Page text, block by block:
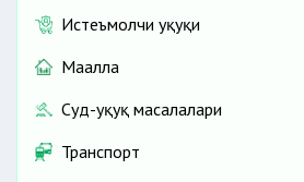
Истеъмолчи ҳуқуқи
Маҳалла
Суд-ҳуқуқ масалалари
Транспорт